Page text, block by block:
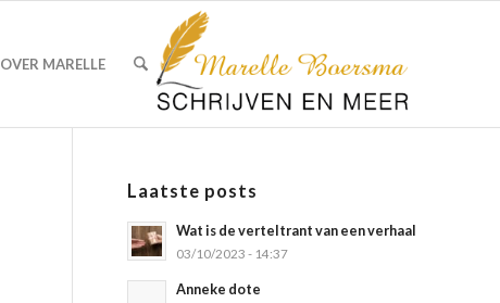
OVER MARELLE
Laatste posts
Wat is de verteltrant van een verhaal
03/10/2023 - 14:37
Anneke dote